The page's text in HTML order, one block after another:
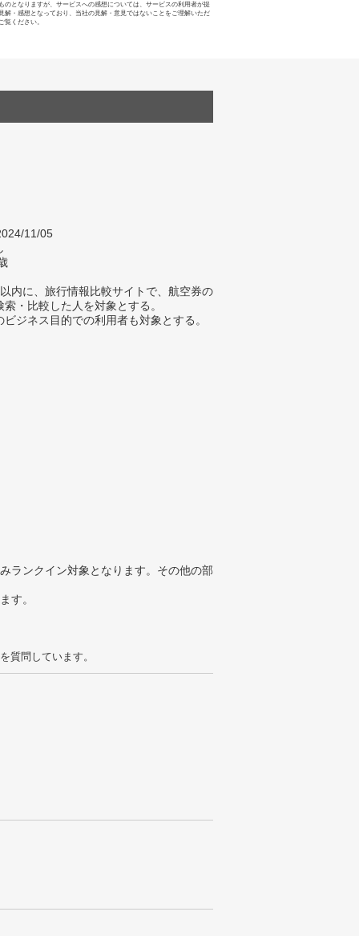
のとなりますが、サービスへの感想については、サービスの利用者が提
解・感想となっており、当社の見解・意見ではないことをご理解いただ
覧ください。
11/05
内に、旅行情報比較サイトで、航空券の
索・比較した人を対象とする。
ビジネス目的での利用者も対象とする。
ランクイン対象となります。その他の部
す。
質問しています。